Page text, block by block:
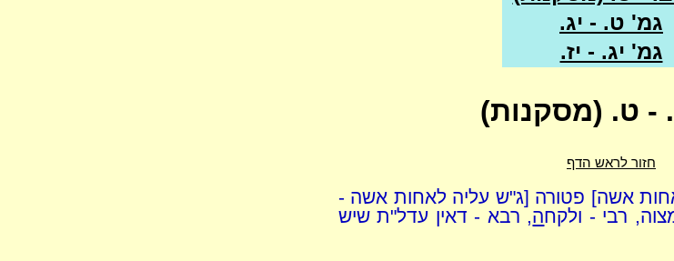
גמ' ט. - יג.
גמ' יג. - יז.
- ט. (מסקנות)
חזור לראש הדף
אשה] פטורה [ג"ש עליה לאחות אשה -
רבי - ולקחה, רבא - דאין עדל"ת שיש